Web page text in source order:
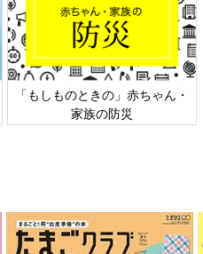
六星占術 細木かおりさんの人生
相談